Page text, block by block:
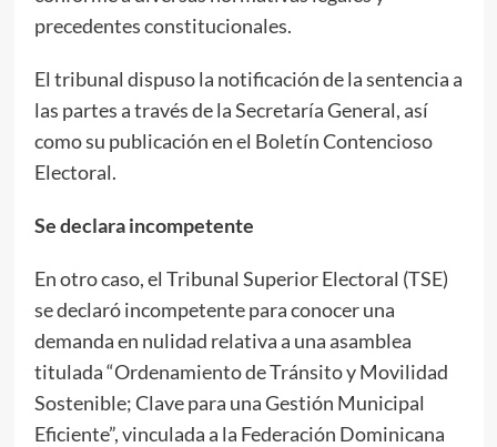
precedentes constitucionales.
El tribunal dispuso la notificación de la sentencia a
las partes a través de la Secretaría General, así
como su publicación en el Boletín Contencioso
Electoral.
Se declara incompetente
En otro caso, el Tribunal Superior Electoral (TSE)
se declaró incompetente para conocer una
demanda en nulidad relativa a una asamblea
titulada “Ordenamiento de Tránsito y Movilidad
Sostenible; Clave para una Gestión Municipal
Eficiente”, vinculada a la Federación Dominicana